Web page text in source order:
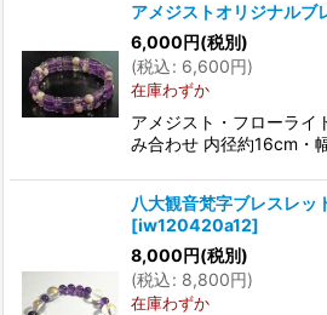
アメジストオリジナルブ
6,000円(税別)
(税込: 6,600円)
在庫わずか
アメジスト・フローライ
み合わせ 内径約16cm・
八大観音梵字ブレスレッ
[iw120420a12]
8,000円(税別)
(税込: 8,800円)
在庫わずか